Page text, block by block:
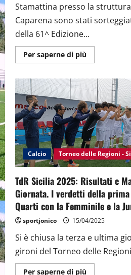
Stamattina presso la
Caparena sono stati
della 61^ Edizione...
Per saperne di piùMaggiori
informazioni
Sicilia
2025:
Sorteggiati
i
“Quarti
di
Finale”
si
giocherà
a
S.
Teresa
di
Nizza
di
Sicilia
e
Letojanni
Calcio Torneo delle Regioni -
TdR Sicilia 2025: Risultati e
Giornata. I verdetti della
Quarti con la Femminile e la
sportjonico 15/04/2025
Si è chiusa la terza e ultima
gironi del Torneo delle
Per saperne di piùMaggiori